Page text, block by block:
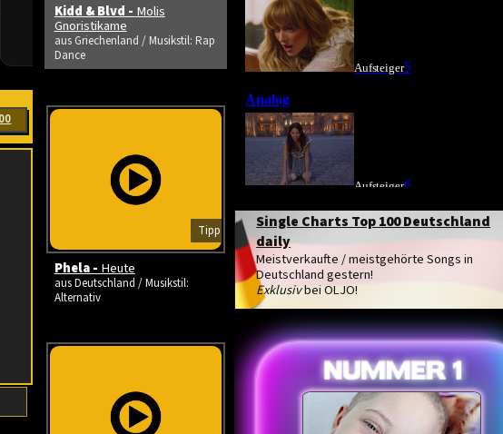
Single Charts Top 100 Deutschland
daily
Meistverkaufte / meistgehörte Songs in
Deutschland gestern!
Exklusivbei OLJO!
Kidd & Blvd - Molis
Gnoristikame
aus Griechenland / Musikstil: Rap
Dance
Tipp
Phela - Heute
aus Deutschland / Musikstil:
Alternativ